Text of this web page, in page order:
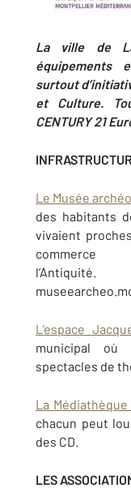
La ville de
équipements
surtout
et Culture.
CENTURY 21
Le Musée
des habitants
vivaient
L’espace
municipal où
spectacles de
La
chacun peut
des CD.
LES